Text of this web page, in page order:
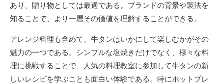
あり、贈り物としては最適である。ブランドの背景や製法を
知ることで、より一層その価値を理解することができる。
アレンジ料理も含めて、牛タンはいかにして楽しむかがその
魅力の一つである。シンプルな塩焼きだけでなく、様々な料
理に挑戦することで、人気の料理教室に参加して牛タンの新
しいレシピを学ぶことも面白い体験である。特にホットプレ